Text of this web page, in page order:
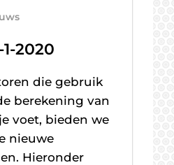
2020
die gebruik
berekening van
voet, bieden we
nieuwe
Hieronder